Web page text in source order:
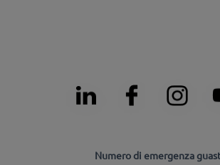
Numero di emergenza